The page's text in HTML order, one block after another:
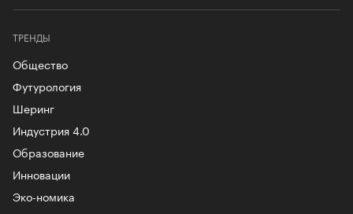
ТРЕНДЫ
Общество
Футурология
Шеринг
Индустрия 4.0
Образование
Инновации
Эко-номика